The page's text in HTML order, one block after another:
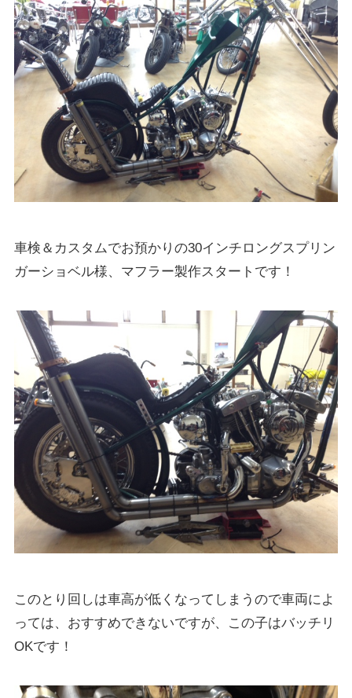
車検＆カスタムでお預かりの30インチロングスプリン
ガーショベル様、マフラー製作スタートです！
このとり回しは車高が低くなってしまうので車両によ
っては、おすすめできないですが、この子はバッチリ
OKです！